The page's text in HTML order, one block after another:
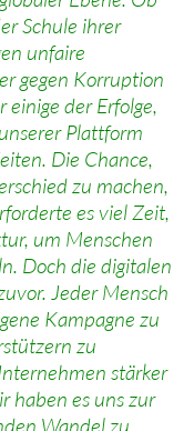
Schule ihrer
unfaire
gegen Korruption
einige der Erfolge,
Plattform
Die Chance,
zu machen,
es viel Zeit,
um Menschen
Doch die digitalen
Jeder Mensch
Kampagne zu
zu
stärker
haben es uns zur
Wandel zu